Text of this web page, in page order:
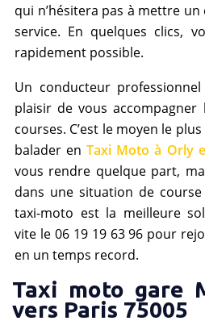
qui n’hésitera pas à mettre
service. En quelques clics,
rapidement possible.
Un conducteur
plaisir de vous
courses. C’est le moyen le
balader enTaxi Moto à Orly
vous rendre quelque part,
dans une situation de
taxi-moto est la meilleure
vite le 06 19 19 63 96 pour
en un temps record.
Taxi moto gare
vers Paris 75005